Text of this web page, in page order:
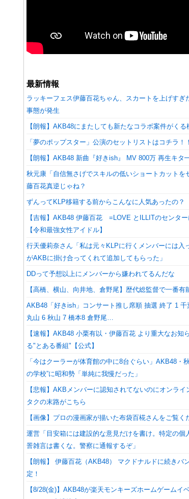
最新情報
ラッキーフェス伊藤百花ちゃん、スカートを上げすぎ
事態が発生
【朗報】AKB48にまたしても新たなコラボ案件がくる
「夢のポップスター」公演のセットリストはコチラ！
【朗報】AKB48 新曲『好きish』 MV 800万 再生
秋元康「自信無さげでスキルの低いショートカット
藤百花真逆じゃね？
ずんってKLP移籍する前からこんなに人気あったの？
【吉報】AKB48 伊藤百花 =LOVE とILLITのセンター
【令和最強女性アイドル】
行天優莉奈さん「私は元々KLPに行くメンバーには入
がAKBに掛け合ってくれて追加してもらった」
DDって予想以上にメンバーから嫌われてるんだな
【高橋、横山、向井地、倉野尾】歴代総監督で一番有
AKB48「好きish」コンサート推し席順 抽選 終了 1
丸山 6 秋山 7 橋本8 倉野尾…
【速報】AKB48 小栗有以・伊藤百花 より重大なお
る"とある番組"【公式】
「今はクーラーが体育館の中に8台ぐらい」AKB48・
の学校”に昭和勢「単純に我慢だった」
【悲報】AKBメンバーに認知されてないのにオンラ
タクの末路がこちら
【画像】プロの漫画家が描いた布袋百椛さんをご覧く
運営「目安箱には建設的な意見だけを書け。特定の個
詈雑言は書くな。警察に通報するぞ」
【朗報】 伊藤百花（AKB48） マクドナルドに続きバ
定！
【8/28(金)】AKB48が楽天モンキーズホームゲームイ